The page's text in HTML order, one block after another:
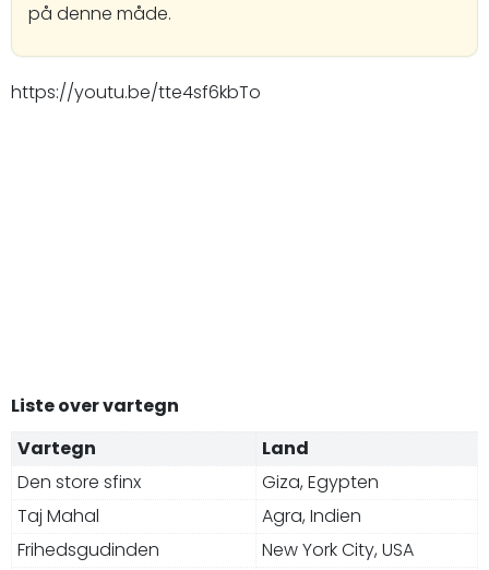
på denne måde.
https://youtu.be/tte4sf6kbTo
Liste over vartegn
Vartegn
Land
Den store sfinx
Giza, Egypten
Taj Mahal
Agra, Indien
Frihedsgudinden
New York City, USA